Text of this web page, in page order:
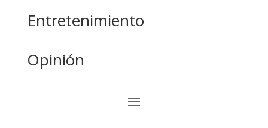
Entretenimiento
Opinión